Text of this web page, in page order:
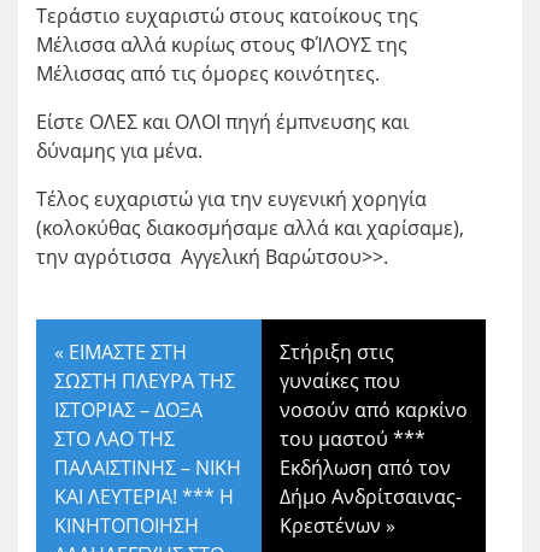
Τεράστιο ευχαριστώ στους κατοίκους της
Μέλισσα αλλά κυρίως στους ΦΊΛΟΥΣ της
Μέλισσας από τις όμορες κοινότητες.
Είστε ΟΛΕΣ και ΟΛΟΙ πηγή έμπνευσης και
δύναμης για μένα.
Τέλος ευχαριστώ για την ευγενική χορηγία
(κολοκύθας διακοσμήσαμε αλλά και χαρίσαμε),
την αγρότισσα Αγγελική Βαρώτσου>>.
« ΕΙΜΑΣΤΕ ΣΤΗ
ΣΩΣΤΗ ΠΛΕΥΡΑ ΤΗΣ
ΙΣΤΟΡΙΑΣ – ΔΟΞΑ
ΣΤΟ ΛΑΟ ΤΗΣ
ΠΑΛΑΙΣΤΙΝΗΣ – ΝΙΚΗ
ΚΑΙ ΛΕΥΤΕΡΙΑ! *** Η
ΚΙΝΗΤΟΠΟΙΗΣΗ
Στήριξη στις
γυναίκες που
νοσούν από καρκίνο
του μαστού ***
Εκδήλωση από τον
Δήμο Ανδρίτσαινας-
Κρεστένων »